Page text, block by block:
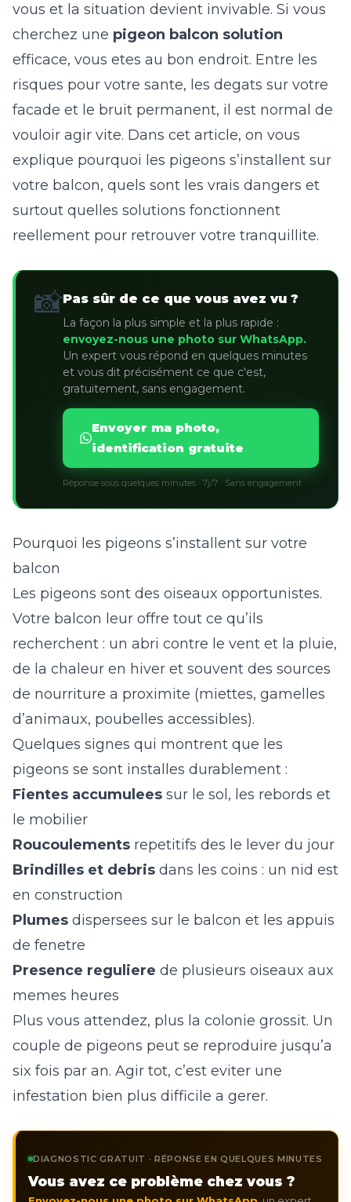
vous et la situation devient invivable. Si vous
cherchez une pigeon balcon solution
efficace, vous etes au bon endroit. Entre les
risques pour votre sante, les degats sur votre
facade et le bruit permanent, il est normal de
vouloir agir vite. Dans cet article, on vous
explique pourquoi les pigeons s’installent sur
votre balcon, quels sont les vrais dangers et
surtout quelles solutions fonctionnent
reellement pour retrouver votre tranquillite.
📸Pas sûr de ce que vous avez vu ?
La façon la plus simple et la plus rapide :
envoyez-nous une photo sur WhatsApp.
Un expert vous répond en quelques minutes
et vous dit précisément ce que c'est,
gratuitement, sans engagement.
Envoyer ma photo,
identification gratuite
Réponse sous quelques minutes · 7j/7 · Sans engagement
Pourquoi les pigeons s’installent sur votre
balcon
Les pigeons sont des oiseaux opportunistes.
Votre balcon leur offre tout ce qu’ils
recherchent : un abri contre le vent et la pluie,
de la chaleur en hiver et souvent des sources
de nourriture a proximite (miettes, gamelles
d’animaux, poubelles accessibles).
Quelques signes qui montrent que les
pigeons se sont installes durablement :
Fientes accumulees sur le sol, les rebords et
le mobilier
Roucoulements repetitifs des le lever du jour
Brindilles et debris dans les coins : un nid est
en construction
Plumes dispersees sur le balcon et les appuis
de fenetre
Presence reguliere de plusieurs oiseaux aux
memes heures
Plus vous attendez, plus la colonie grossit. Un
couple de pigeons peut se reproduire jusqu’a
six fois par an. Agir tot, c’est eviter une
infestation bien plus difficile a gerer.
DIAGNOSTIC GRATUIT · RÉPONSE EN QUELQUES MINUTES
Vous avez ce problème chez vous ?